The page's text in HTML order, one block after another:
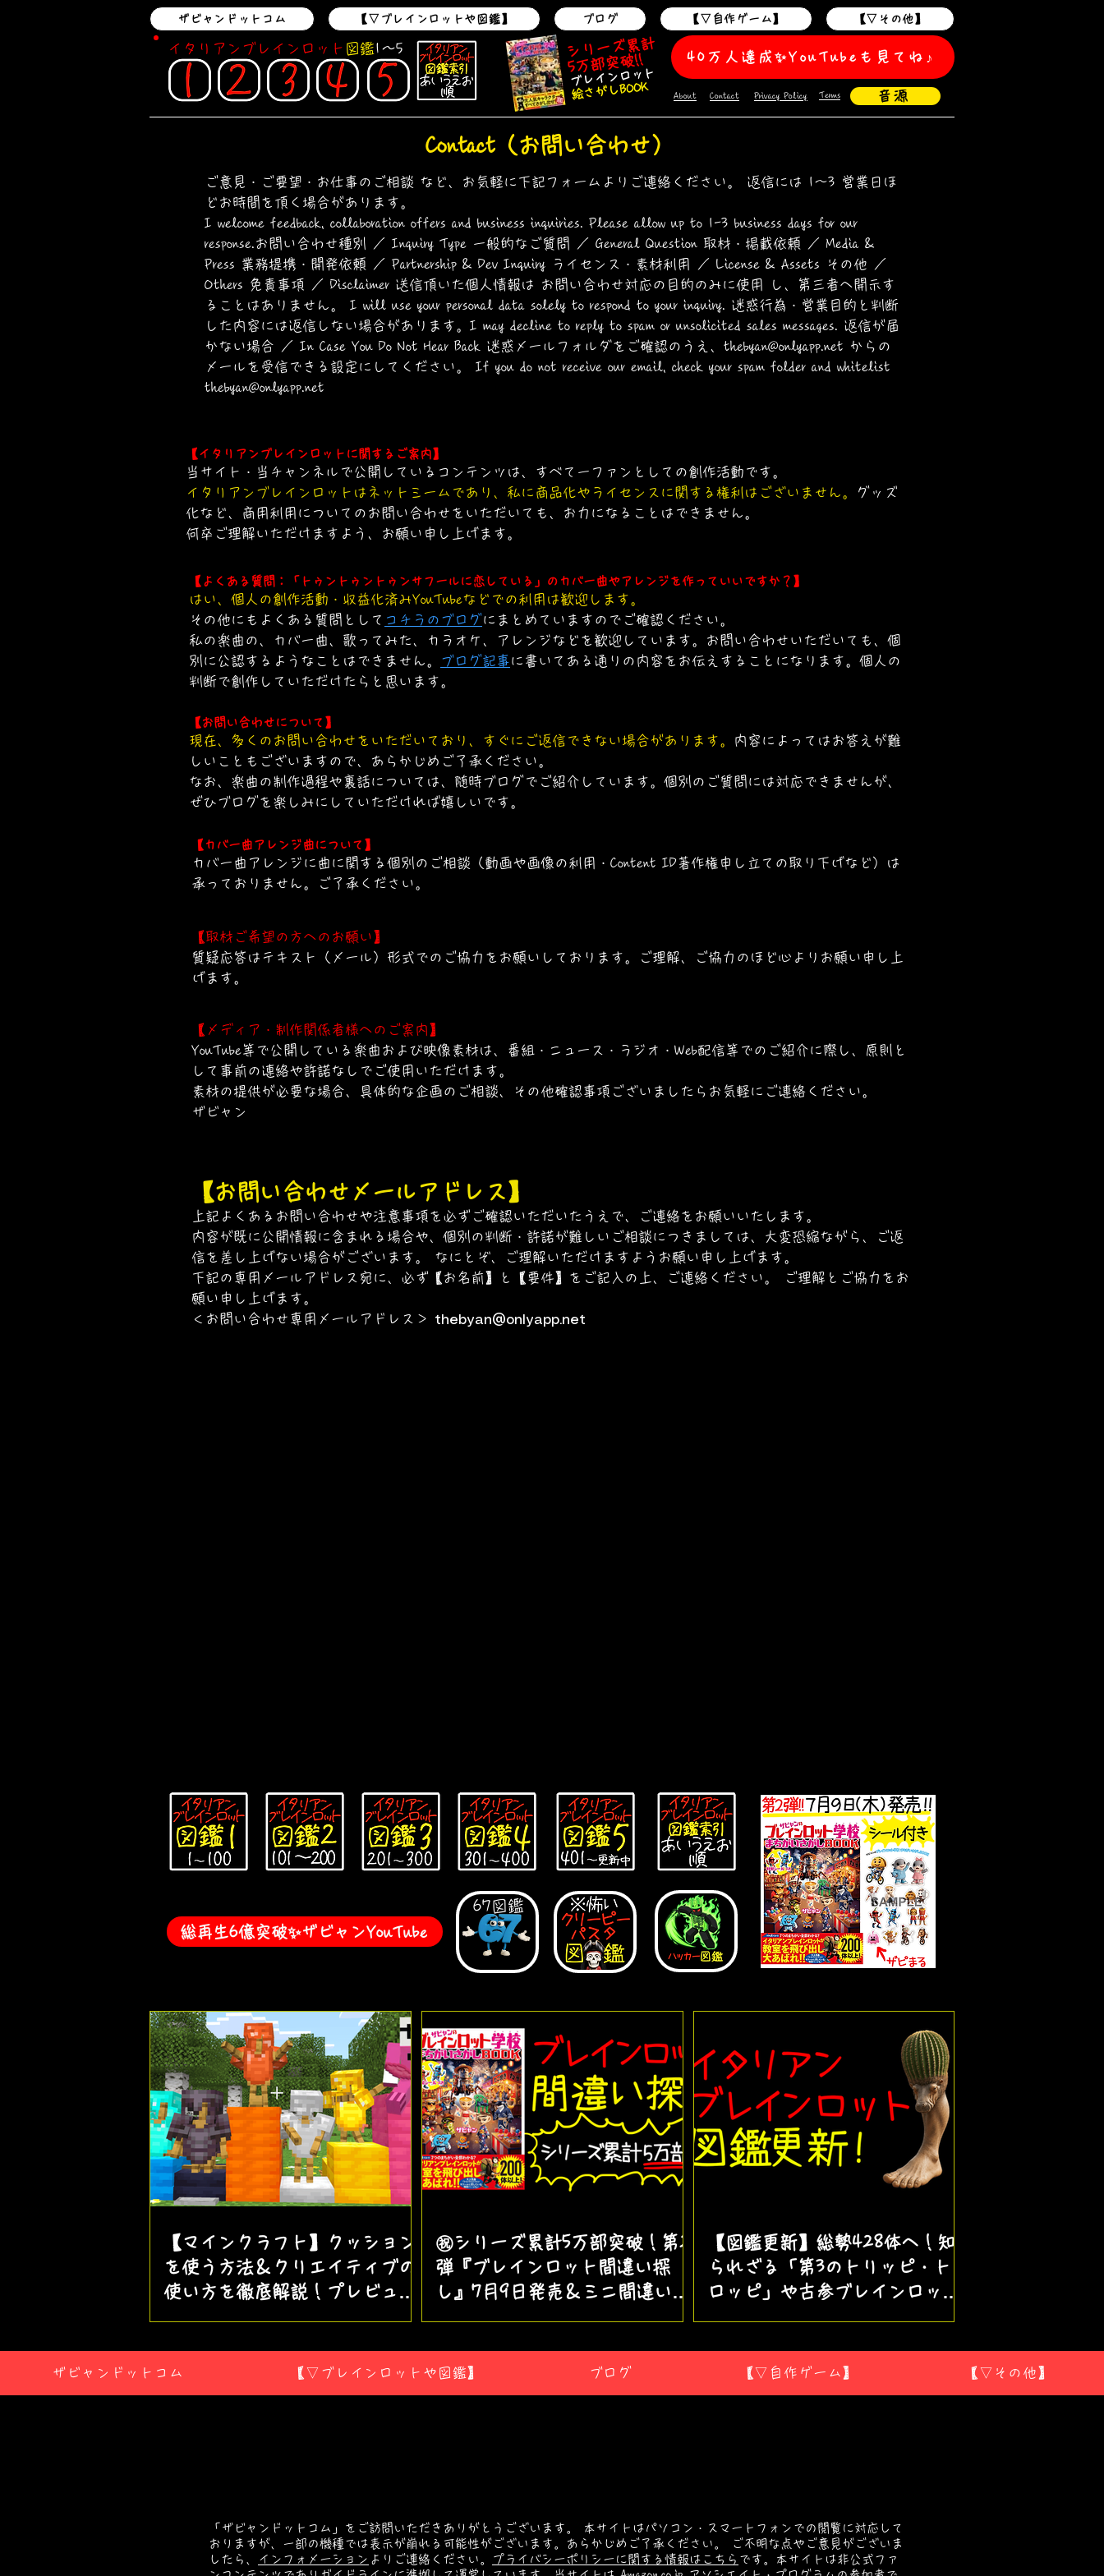
イタリアンブレインロット 図鑑1～5 シリーズ累計
5万部突破!!
ブレインロット
絵さがしBOOK
40万人達成✨️YouTubeも見てね♪
About Contact Privacy Policy Terms 音源
ザビャンドットコム 【▽ブレインロットや図鑑】 ブログ 【▽自作ゲーム】 【▽その他】
Contact（お問い合わせ）
ご意見・ご要望・お仕事のご相談 など、お気軽に下記フォームよりご連絡ください。 返信には 1〜3 営業日ほ
どお時間を頂く場合があります。
I welcome feedback, collaboration offers and business inquiries. Please allow up to 1-3 business days for our
response.お問い合わせ種別 ／ Inquiry Type 一般的なご質問 ／ General Question 取材・掲載依頼 ／ Media &
Press 業務提携・開発依頼 ／ Partnership & Dev Inquiry ライセンス・素材利用 ／ License & Assets その他 ／
Others 免責事項 ／ Disclaimer 送信頂いた個人情報は お問い合わせ対応の目的のみに使用 し、第三者へ開示す
ることはありません。 I will use your personal data solely to respond to your inquiry. 迷惑行為・営業目的と判断
した内容には返信しない場合があります。I may decline to reply to spam or unsolicited sales messages. 返信が届
かない場合 ／ In Case You Do Not Hear Back 迷惑メールフォルダをご確認のうえ、 thebyan@onlyapp.net からの
メールを受信できる設定にしてください。 If you do not receive our email, check your spam folder and whitelist
thebyan@onlyapp.net
【イタリアンブレインロットに関するご案内】
当サイト・当チャンネルで公開しているコンテンツは、すべて一ファンとしての創作活動です。
イタリアンブレインロットはネットミームであり、私に商品化やライセンスに関する権利はございません。
グッズ
化など、商用利用についてのお問い合わせをいただいても、お力になることはできません。
何卒ご理解いただけますよう、お願い申し上げます。
【よくある質問：「トゥントゥントゥンサフールに恋している」のカバー曲やアレンジを作っていいですか？】
はい、個人の創作活動・収益化済みYouTubeなどでの利用は歓迎します 。
​その他にもよくある質問として コチラのブログにまとめていますのでご確認ください。
私の楽曲の、カバー曲、歌ってみた、カラオケ、アレンジなどを歓迎しています。お問い合わせいただいても、個
別に公認するようなことはできません。
ブログ記事に書いてある通りの内容をお伝えすることになります。個人の
判断で創作していただけたらと思います。
【お問い合わせについて】
現在、多くのお問い合わせをいただいており、すぐにご返信できない場合があります。
内容によってはお答えが難
しいこともございますので、あらかじめご了承ください。
なお、楽曲の制作過程や裏話については、随時ブログでご紹介しています。個別のご質問には対応できませんが、
ぜひブログを楽しみにしていただければ嬉しいです。
【カバー曲アレンジ曲について】
カバー曲アレンジに曲に関する個別のご相談（動画や画像の利用・Content ID著作権申し立ての取り下げなど）は
承っておりません。ご了承ください。
【取材ご希望の方へのお願い】
質疑応答はテキスト（メール）形式でのご協力をお願いしております。ご理解、ご協力のほど心よりお願い申し上
げます。
【メディア・制作関係者様へのご案内】
YouTube等で公開している楽曲および映像素材は、番組・ニュース・ラジオ・Web配信等でのご紹介に際し、原則と
して事前の連絡や許諾なしでご使用いただけます。
素材の提供が必要な場合、具体的な企画のご相談、その他確認事項ございましたらお気軽にご連絡ください。
​ザビャン
【お問い合わせメールアドレス】
上記よくあるお問い合わせや注意事項を必ずご確認いただいたうえで、ご連絡をお願いいたします。
内容が既に公開情報に含まれる場合や、個別の判断・許諾が難しいご相談につきましては、大変恐縮ながら、ご返
信を差し上げない場合がございます。 なにとぞ、ご理解いただけますようお願い申し上げます。
下記の専用メールアドレス宛に、必ず【お名前】と【要件】をご記入の上、ご連絡ください。 ご理解とご協力をお
願い申し上げます。
＜お問い合わせ専用メールアドレス＞ thebyan@onlyapp.net
総再生6億突破✨️ザビャンYouTube
67図鑑
【マインクラフト】クッション
を使う方法＆クリエイティブの
使い方を徹底解説！プレビュー
㊗️シリーズ累計5万部突破！第2
弾『ブレインロット間違い探
し』7月9日発売＆ミニ間違い探
【図鑑更新】総勢428体へ！知
られざる「第3のトリッピ・ト
ロッピ」や古参ブレインロット
ザビャンドットコム 【▽ブレインロットや図鑑】 ブログ 【▽自作ゲーム】 【▽その他】
「ザビャンドットコム」をご訪問いただきありがとうございます。 本サイトはパソコン・スマートフォンでの閲覧に対応して
おりますが、一部の機種では表示が崩れる可能性がございます。あらかじめご了承ください。 ご不明な点やご意見がございま
したら、
インフォメーション よりご連絡ください。 プライバシーポリシーに関する情報はこちら です。本サイトは非公式ファ